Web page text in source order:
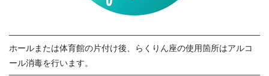
ホールまたは体育館の片付け後、らくりん座の使用箇所はアルコ
ール消毒を行います。